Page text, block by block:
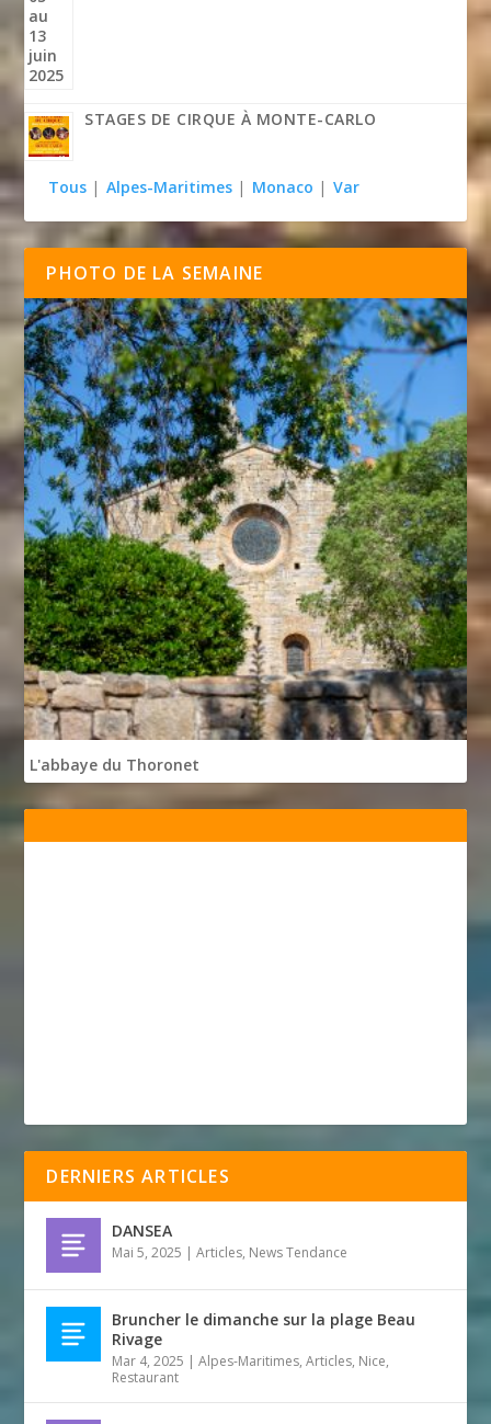
STAGES DE CIRQUE À MONTE-CARLO
Tous | Alpes-Maritimes | Monaco | Var
PHOTO DE LA SEMAINE
L'abbaye du Thoronet
DERNIERS ARTICLES
DANSEA
Mai 5, 2025 |Articles, News Tendance
Bruncher le dimanche sur la plage Beau
Rivage
Mar 4, 2025 |Alpes-Maritimes,Articles, Nice,
Restaurant